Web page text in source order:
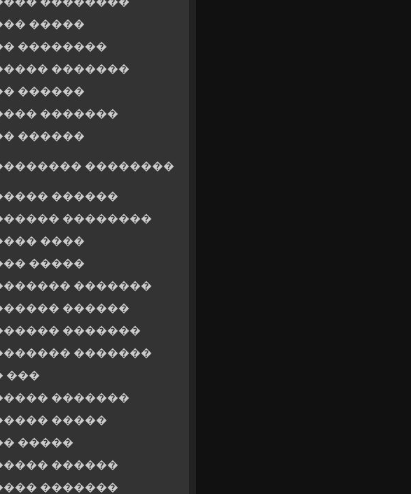
�����
��������
�������
������
�������
������
��������
������
��������
����
�����
�������
������
�������
�������
���
�������
�����
�����
������
�������